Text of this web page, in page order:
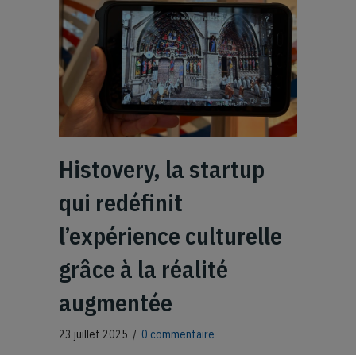
Histovery, la startup
qui redéfinit
l’expérience culturelle
grâce à la réalité
augmentée
23 juillet 2025 / 0 commentaire